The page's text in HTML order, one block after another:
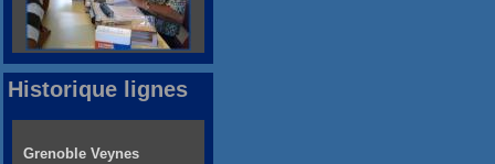
Historique lignes
Grenoble Veynes